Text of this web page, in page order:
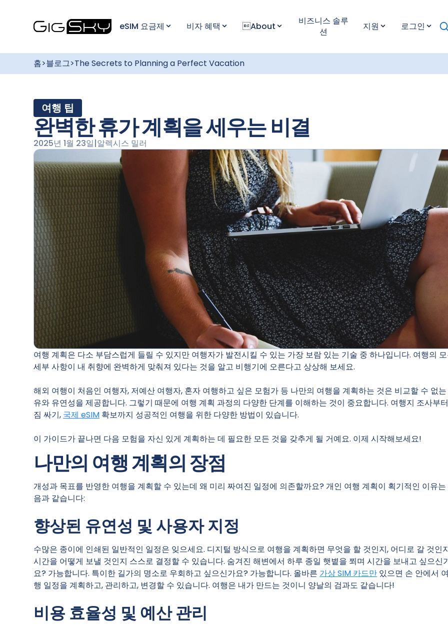
eSIM 요금제 비자 혜택 About
비즈니스 솔루
션
지원 로그인
홈>블로그>The Secrets to Planning a Perfect Vacation
여행 팁
완벽한 휴가 계획을 세우는 비결
2025년 1월 23일|알렉시스 밀러
여행 계획은 다소 부담스럽게 들릴 수 있지만 여행자가 발전시킬 수 있는 가장 보람 있는 기술 중 하나입니다. 여행의
세부 사항이 내 취향에 완벽하게 맞춰져 있다는 것을 알고 비행기에 오른다고 상상해 보세요.
해외 여행이 처음인 여행자, 저예산 여행자, 혼자 여행하고 싶은 모험가 등 나만의 여행을 계획하는 것은 비교할 수 없
유와 유연성을 제공합니다. 그렇기 때문에 여행 계획 과정의 다양한 단계를 이해하는 것이 중요합니다. 여행지 조사부
짐 싸기, 국제 eSIM 확보까지 성공적인 여행을 위한 다양한 방법이 있습니다.
이 가이드가 끝나면 다음 모험을 자신 있게 계획하는 데 필요한 모든 것을 갖추게 될 거예요. 이제 시작해보세요!
나만의 여행 계획의 장점
개성과 목표를 반영한 여행을 계획할 수 있는데 왜 미리 짜여진 일정에 의존할까요? 개인 여행 계획이 획기적인 이유
음과 같습니다:
향상된 유연성 및 사용자 지정
수많은 종이에 인쇄된 일반적인 일정은 잊으세요. 디지털 방식으로 여행을 계획하면 무엇을 할 것인지, 어디로 갈 것인
시간을 어떻게 보낼 것인지 스스로 결정할 수 있습니다. 숨겨진 해변에서 하루 종일 햇볕을 쬐며 시간을 보내고 싶으신
요? 가능합니다. 특이한 길가의 명소로 우회하고 싶으신가요? 가능합니다. 올바른 가상 SIM 카드만 있으면 손 안에서
행 일정을 계획하고, 관리하고, 변경할 수 있습니다. 여행은 내가 만드는 것이니 양날의 검과도 같습니다!
비용 효율성 및 예산 관리